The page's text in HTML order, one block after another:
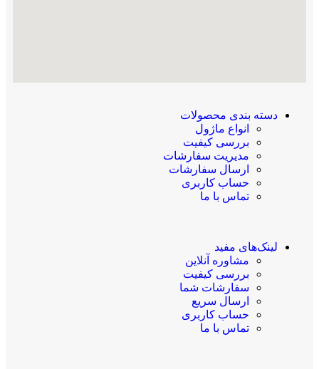
دسته بندی محصولات
انواع ماژول
بررسی کیفیت
مدیریت سفارشات
ارسال سفارشات
حساب کاربری
تماس با ما
لینک‌های مفید
مشاوره آنلاین
بررسی کیفیت
سفارشات شما
ارسال سریع
حساب کاربری
تماس با ما